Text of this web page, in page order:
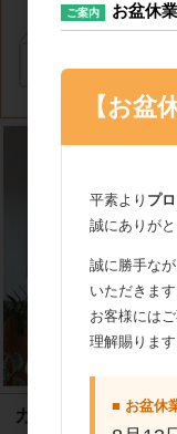
カテゴリ
ご案内 お盆休
【お盆
平素より プ
誠にありがと
誠に勝手な
いただきます
お客様には
理解賜りま
■ お盆休